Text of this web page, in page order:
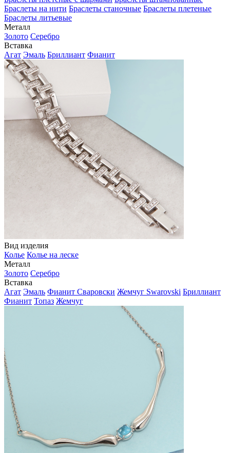
Браслеты на нити Браслеты станочные Браслеты плетеные
Браслеты литьевые
Металл
Золото Серебро
Вставка
Агат Эмаль Бриллиант Фианит
Вид изделия
Колье Колье на леске
Металл
Золото Серебро
Вставка
Агат Эмаль Фианит Сваровски Жемчуг Swarovski Бриллиант
Фианит Топаз Жемчуг